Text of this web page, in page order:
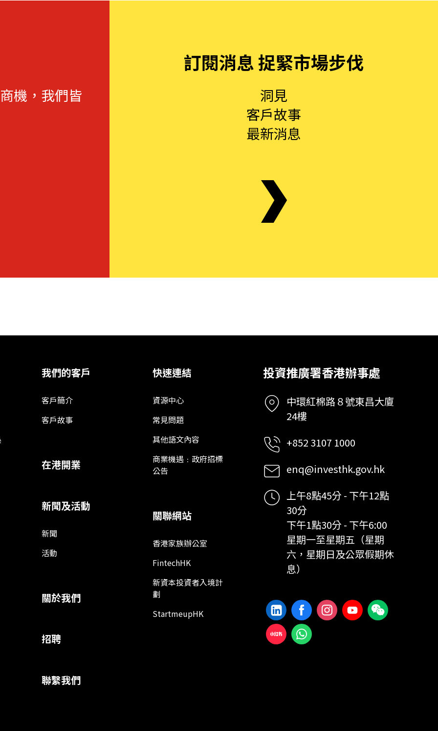
機，我們皆
訂閱消息 捉緊市場步伐
洞見
客戶故事
最新消息
我們的客戶
客戶簡介
客戶故事
在港開業
新聞及活動
新聞
活動
關於我們
招聘
聯繫我們
快速連結
資源中心
常見問題
其他語文內容
商業機遇﹕政府招標
公告
關聯網站
香港家族辦公室
FintechHK
新資本投資者入境計
劃
StartmeupHK
投資推廣署香港辦事處
中環紅棉路８號東昌大廈
24樓
+852 3107 1000
enq@investhk.gov.hk
上午8點45分 - 下午12點
30分
下午1點30分 - 下午6:00
星期一至星期五（星期
六，星期日及公眾假期休
息）